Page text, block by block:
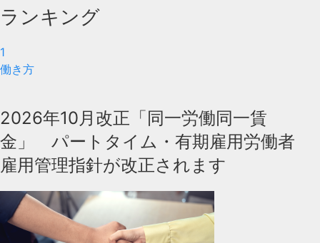
ランキング
1
働き方
2026年10月改正「同一労働同一賃
金」 パートタイム・有期雇用労働者
雇用管理指針が改正されます